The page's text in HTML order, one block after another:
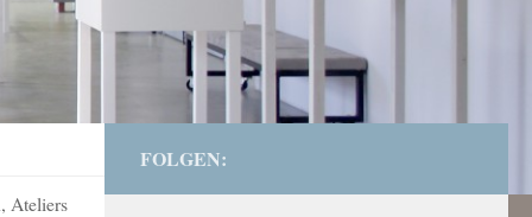
Ateliers
FOLGEN: